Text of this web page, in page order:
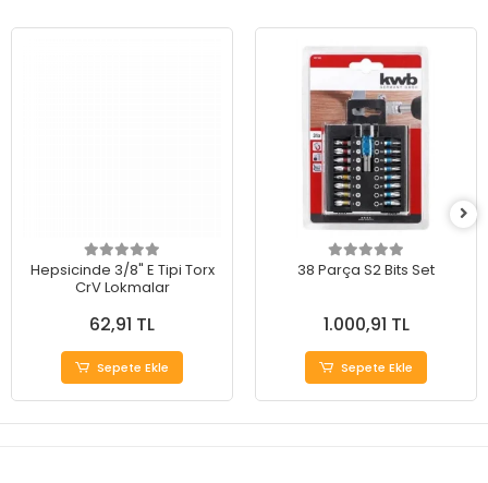
Hepsicinde 3/8" E Tipi Torx
CrV Lokmalar
62,91 TL
Sepete Ekle
38 Parça S2 Bits Set
1.000,91 TL
Sepete Ekle